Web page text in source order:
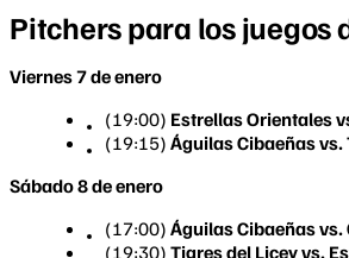
Pitchers para los juegos
Viernes 7 de enero
(19:00) Estrellas Orientales
(19:15) Águilas Cibaeñas vs.
Sábado 8 de enero
(17:00) Águilas Cibaeñas vs.
(19:30) Tigres del Licey vs.